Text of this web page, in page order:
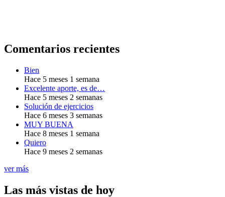
Comentarios recientes
Bien
Hace 5 meses 1 semana
Excelente aporte, es de…
Hace 5 meses 2 semanas
Solución de ejercicios
Hace 6 meses 3 semanas
MUY BUENA
Hace 8 meses 1 semana
Quiero
Hace 9 meses 2 semanas
ver más
Las más vistas de hoy